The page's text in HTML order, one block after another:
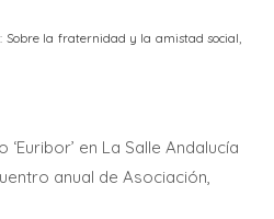
Sobre la fraternidad y la amistad social,
en La Salle Andalucía
anual de Asociación,